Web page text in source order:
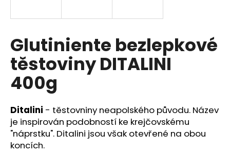
Glutiniente bezlepkové
těstoviny DITALINI
400g
Ditalini - těstovniny neapolského původu. Název
je inspirován podobností ke krejčovskému
"náprstku". Ditalini jsou však otevřené na obou
koncích.
n
j
í
t
?
HLEDAT